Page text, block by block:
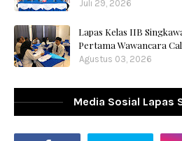
Juli 29, 2026
Lapas Kelas IIB
Pertama Wawancara
Agustus 03, 2026
Media Sosial Lapas